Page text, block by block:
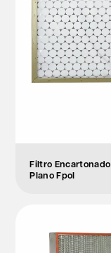
Filtro Encartonado
Plano Fpol